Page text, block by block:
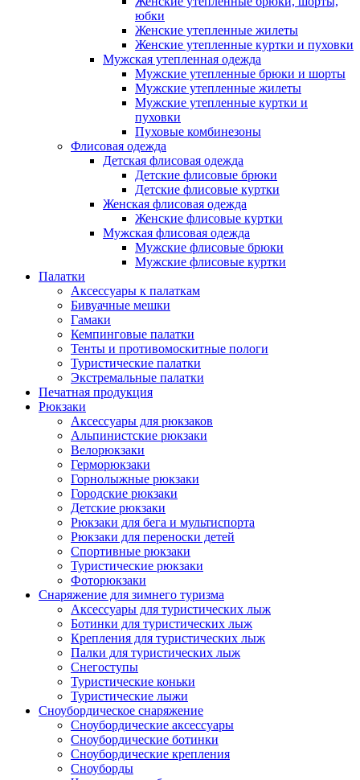
юбки
Женские утепленные жилеты
Женские утепленные куртки и пуховки
Мужская утепленная одежда
Мужские утепленные брюки и шорты
Мужские утепленные жилеты
Мужские утепленные куртки и
пуховки
Пуховые комбинезоны
Флисовая одежда
Детская флисовая одежда
Детские флисовые брюки
Детские флисовые куртки
Женская флисовая одежда
Женские флисовые куртки
Мужская флисовая одежда
Мужские флисовые брюки
Мужские флисовые куртки
Палатки
Аксессуары к палаткам
Бивуачные мешки
Гамаки
Кемпинговые палатки
Тенты и противомоскитные пологи
Туристические палатки
Экстремальные палатки
Печатная продукция
Рюкзаки
Аксессуары для рюкзаков
Альпинистские рюкзаки
Велорюкзаки
Герморюкзаки
Горнолыжные рюкзаки
Городские рюкзаки
Детские рюкзаки
Рюкзаки для бега и мультиспорта
Рюкзаки для переноски детей
Спортивные рюкзаки
Туристические рюкзаки
Фоторюкзаки
Снаряжение для зимнего туризма
Аксессуары для туристических лыж
Ботинки для туристических лыж
Крепления для туристических лыж
Палки для туристических лыж
Снегоступы
Туристические коньки
Туристические лыжи
Сноубордическое снаряжение
Сноубордические аксессуары
Сноубордические ботинки
Сноубордические крепления
Сноуборды